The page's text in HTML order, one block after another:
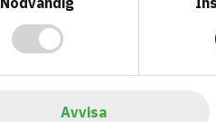
Avvisa